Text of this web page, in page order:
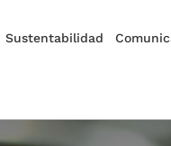
Sustentabilidad